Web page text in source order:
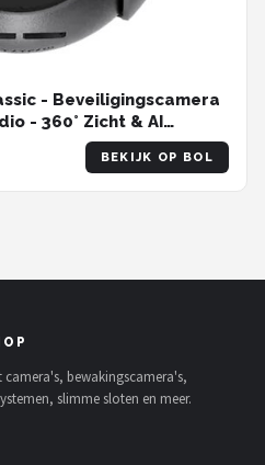
- Beveiligingscamera
- 360° Zicht & AI
BEKIJK OP BOL
camera's, bewakingscamera's,
slimme sloten en meer.